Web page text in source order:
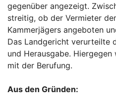
gegenüber angezeigt.
streitig, ob der Vermieter
Kammerjägers angeboten
Das Landgericht verurteilte
und Herausgabe.
mit der Berufung.
Aus den Gründen: